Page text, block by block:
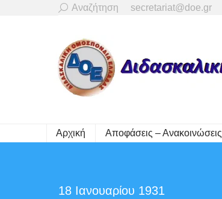
Search:
Αναζήτηση secretariat@doe.gr
Αρχική Αποφάσεις – Ανακοινώσεις
18 Ιανουαρίου 1931